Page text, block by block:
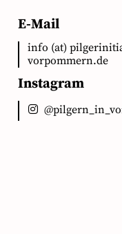
E-Mail
info (at)
vorpommern.de
Instagram